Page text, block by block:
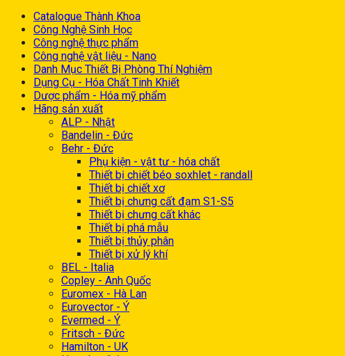
Catalogue Thành Khoa
Công Nghệ Sinh Học
Công nghệ thực phẩm
Công nghệ vật liệu - Nano
Danh Mục Thiết Bị Phòng Thí Nghiệm
Dụng Cụ - Hóa Chất Tinh Khiết
Dược phẩm - Hóa mỹ phẩm
Hãng sản xuất
ALP - Nhật
Bandelin - Đức
Behr - Đức
Phụ kiện - vật tư - hóa chất
Thiết bị chiết béo soxhlet - randall
Thiết bị chiết xơ
Thiết bị chưng cất đạm S1-S5
Thiết bị chưng cất khác
Thiết bị phá mẫu
Thiết bị thủy phân
Thiết bị xử lý khí
BEL - Italia
Copley - Anh Quốc
Euromex - Hà Lan
Eurovector - Ý
Evermed - Ý
Fritsch - Đức
Hamilton - UK